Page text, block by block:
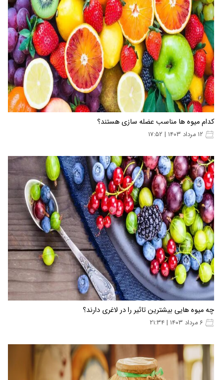
کدام میوه ها مناسب عضله سازی هستند؟
چه میوه هایی بیشترین تاثیر را در لاغری دارند؟